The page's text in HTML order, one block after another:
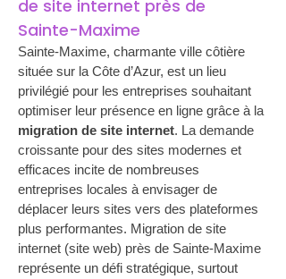
de site internet près de
Sainte-Maxime
Sainte-Maxime, charmante ville côtière
située sur la Côte d’Azur, est un lieu
privilégié pour les entreprises souhaitant
optimiser leur présence en ligne grâce à la
migration de site internet. La demande
croissante pour des sites modernes et
efficaces incite de nombreuses
entreprises locales à envisager de
déplacer leurs sites vers des plateformes
plus performantes. Migration de site
internet (site web) près de Sainte-Maxime
représente un défi stratégique, surtout